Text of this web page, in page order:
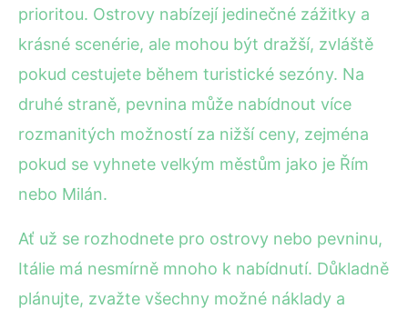
prioritou. Ostrovy nabízejí jedinečné zážitky a
krásné scenérie, ale mohou být dražší, zvláště
pokud cestujete během turistické sezóny. Na
druhé straně, pevnina může nabídnout více
rozmanitých možností za nižší ceny, zejména
pokud se vyhnete velkým městům jako je Řím
nebo Milán.
Ať už se rozhodnete pro ostrovy nebo pevninu,
Itálie má nesmírně mnoho k nabídnutí. Důkladně
plánujte, zvažte všechny možné náklady a